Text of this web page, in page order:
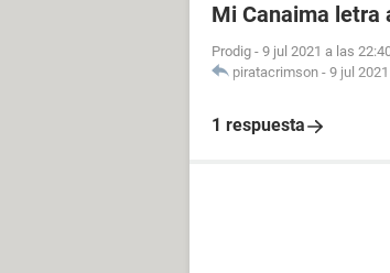
Mi Canaima letra
Prodig - 9 jul 2021 a las
piratacrimson - 9 jul
1 respuesta